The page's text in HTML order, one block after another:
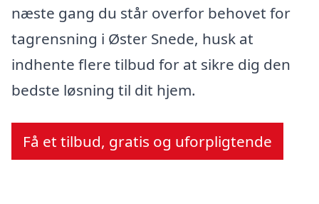
næste gang du står overfor behovet for
tagrensning i Øster Snede, husk at
indhente flere tilbud for at sikre dig den
bedste løsning til dit hjem.
Få et tilbud, gratis og uforpligtende